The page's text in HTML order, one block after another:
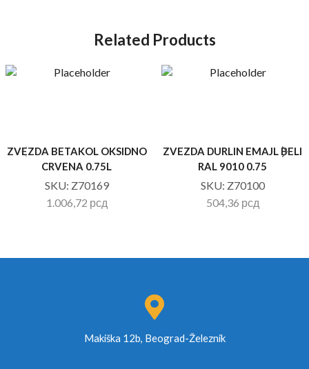
Related Products
ZVEZDA BETAKOL OKSIDNO
CRVENA 0.75L
SKU: Z70169
1.006,72 рсд
ZVEZDA DURLIN EMAJL BELI
RAL 9010 0.75
SKU: Z70100
504,36 рсд
Makiška 12b, Beograd-Železnik